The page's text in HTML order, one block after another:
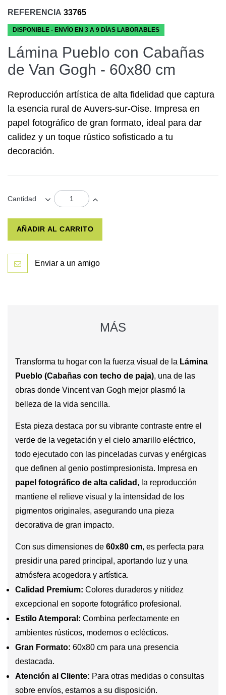
REFERENCIA 33765
DISPONIBLE - ENVÍO EN 3 A 9 DÍAS LABORABLES
Lámina Pueblo con Cabañas
de Van Gogh - 60x80 cm
Reproducción artística de alta fidelidad que captura
la esencia rural de Auvers-sur-Oise. Impresa en
papel fotográfico de gran formato, ideal para dar
calidez y un toque rústico sofisticado a tu
decoración.
Cantidad
AÑADIR AL CARRITO
Enviar a un amigo
MÁS
Transforma tu hogar con la fuerza visual de la Lámina
Pueblo (Cabañas con techo de paja), una de las
obras donde Vincent van Gogh mejor plasmó la
belleza de la vida sencilla.
Esta pieza destaca por su vibrante contraste entre el
verde de la vegetación y el cielo amarillo eléctrico,
todo ejecutado con las pinceladas curvas y enérgicas
que definen al genio postimpresionista. Impresa en
papel fotográfico de alta calidad , la reproducción
mantiene el relieve visual y la intensidad de los
pigmentos originales, asegurando una pieza
decorativa de gran impacto.
Con sus dimensiones de 60x80 cm, es perfecta para
presidir una pared principal, aportando luz y una
atmósfera acogedora y artística.
Calidad Premium: Colores duraderos y nitidez
excepcional en soporte fotográfico profesional.
Estilo Atemporal: Combina perfectamente en
ambientes rústicos, modernos o eclécticos.
Gran Formato: 60x80 cm para una presencia
destacada.
Atención al Cliente: Para otras medidas o consultas
sobre envíos, estamos a su disposición.